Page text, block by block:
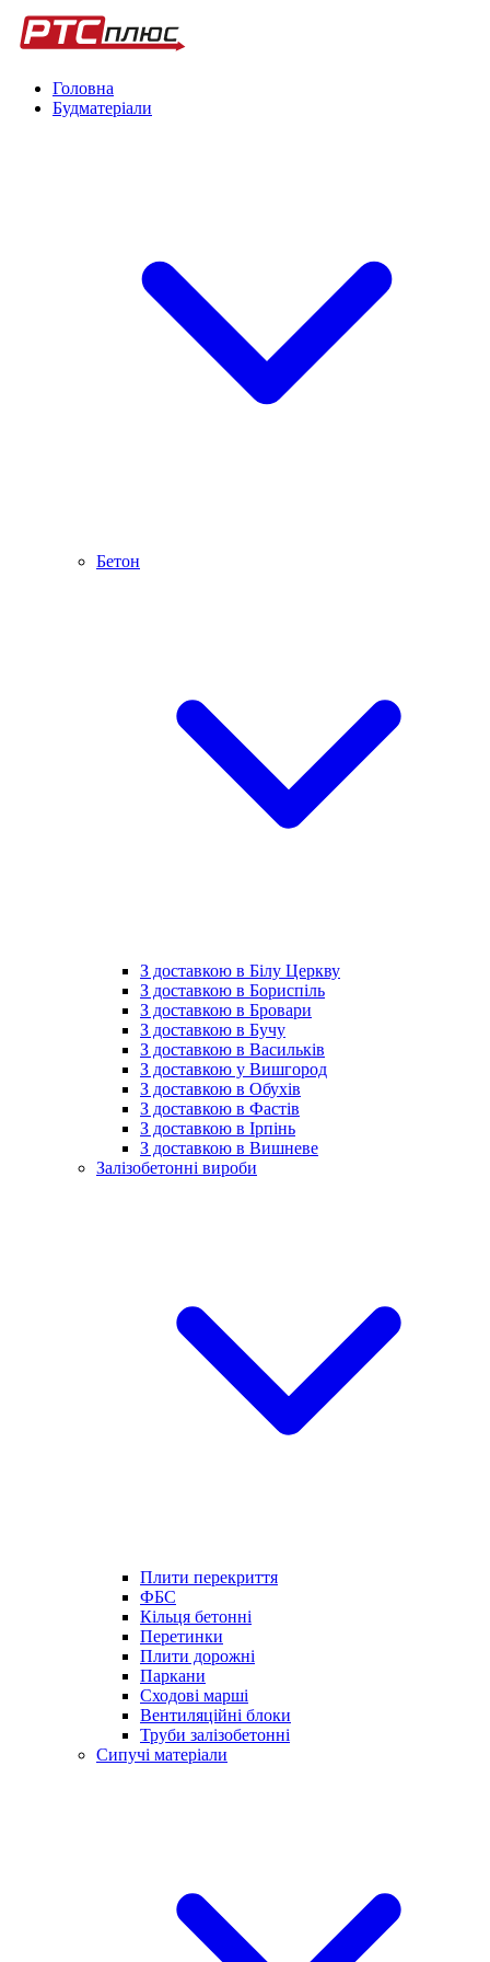
Головна
Будматеріали
Бетон
З доставкою в Білу Церкву
З доставкою в Бориспіль
З доставкою в Бровари
З доставкою в Бучу
З доставкою в Васильків
З доставкою у Вишгород
З доставкою в Обухів
З доставкою в Фастів
З доставкою в Ірпінь
З доставкою в Вишневе
Залізобетонні вироби
Плити перекриття
ФБС
Кільця бетонні
Перетинки
Плити дорожні
Паркани
Сходові марші
Вентиляційні блоки
Труби залізобетонні
Сипучі матеріали